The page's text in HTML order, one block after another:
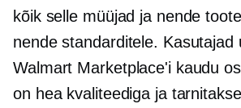
kõik selle müüjad ja nende
nende standarditele. Kasutajad
Walmart Marketplace'i kaudu
on hea kvaliteediga ja